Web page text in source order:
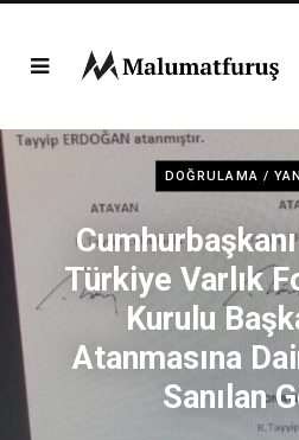
DOĞRULAMA /
Türkiye Varlık
Kurulu
Atanmasına
Sanılan